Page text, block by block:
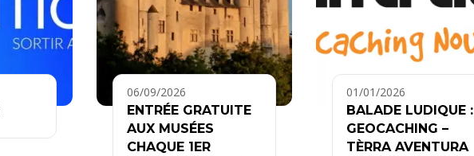
06/09/2026
ENTRÉE GRATUITE
AUX MUSÉES
CHAQUE 1ER
01/01/2026
BALADE LUDIQUE :
GEOCACHING –
TÈRRA AVENTURA